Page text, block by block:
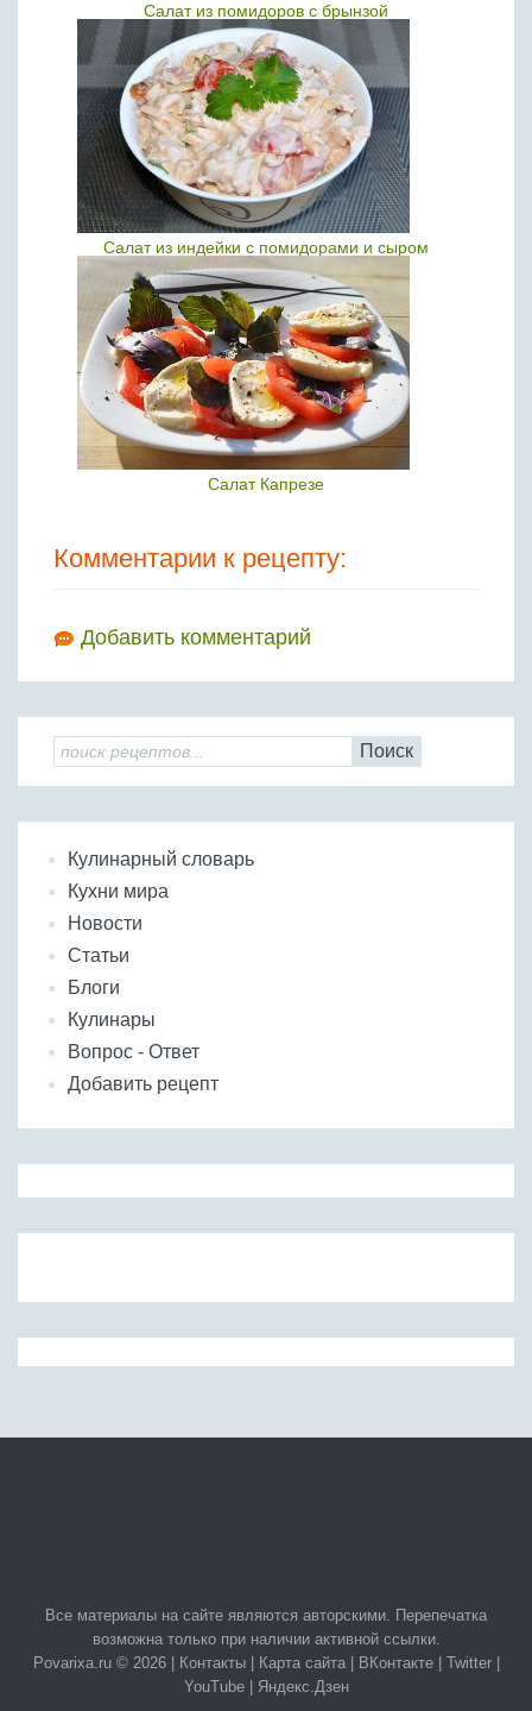
Салат из помидоров с брынзой
Салат из индейки с помидорами и сыром
Салат Капрезе
Комментарии к рецепту:
Добавить комментарий
Поиск
Кулинарный словарь
Кухни мира
Новости
Статьи
Блоги
Кулинары
Вопрос - Ответ
Добавить рецепт
Все материалы на сайте являются авторскими. Перепечатка
возможна только при наличии активной ссылки.
Povarixa.ru © 2026 |
Контакты| Карта сайта| ВКонтакте| Twitter|
YouTube| Яндекс.Дзен